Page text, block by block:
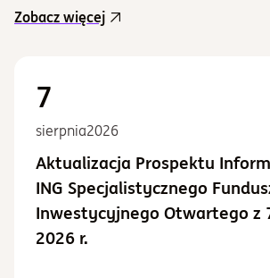
Zobacz więcej
7
sierpnia2026
Aktualizacja Prospektu
ING Specjalistycznego
Inwestycyjnego Otwartego z
2026 r.